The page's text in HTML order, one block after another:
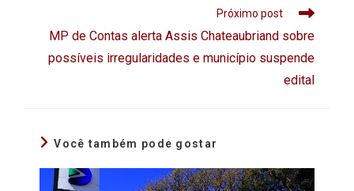
Próximo post
MP de Contas alerta Assis Chateaubriand sobre
possíveis irregularidades e município suspende
edital
Você também pode gostar